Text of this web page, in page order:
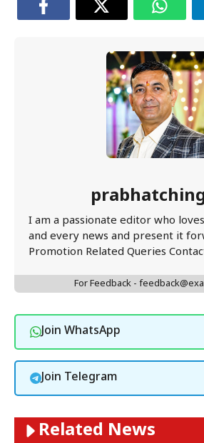
I am a passionate editor who
and every news and present it
Promotion Related Queries
For Feedback -
Join WhatsApp
Join Telegram
Related News